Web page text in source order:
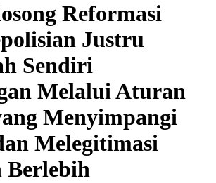
Reformasi
Justru
Sendiri
Melalui Aturan
Menyimpangi
Melegitimasi
Berlebih